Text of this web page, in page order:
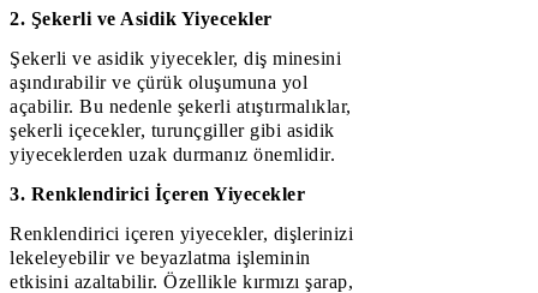
2. Şekerli ve Asidik Yiyecekler
Şekerli ve asidik yiyecekler, diş minesini
aşındırabilir ve çürük oluşumuna yol
açabilir. Bu nedenle şekerli atıştırmalıklar,
şekerli içecekler, turunçgiller gibi asidik
yiyeceklerden uzak durmanız önemlidir.
3. Renklendirici İçeren Yiyecekler
Renklendirici içeren yiyecekler, dişlerinizi
lekeleyebilir ve beyazlatma işleminin
etkisini azaltabilir. Özellikle kırmızı şarap,